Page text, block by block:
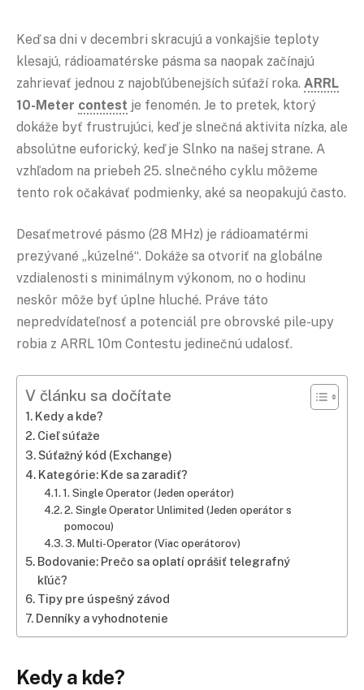
Keď sa dni v decembri skracujú a vonkajšie teploty
klesajú, rádioamatérske pásma sa naopak začínajú
zahrievať jednou z najobľúbenejších súťaží roka. ARRL
10-Meter contest je fenomén. Je to pretek, ktorý
dokáže byť frustrujúci, keď je slnečná aktivita nízka, ale
absolútne euforický, keď je Slnko na našej strane. A
vzhľadom na priebeh 25. slnečného cyklu môžeme
tento rok očakávať podmienky, aké sa neopakujú často.
Desaťmetrové pásmo (28 MHz) je rádioamatérmi
prezývané „kúzelné“. Dokáže sa otvoriť na globálne
vzdialenosti s minimálnym výkonom, no o hodinu
neskôr môže byť úplne hluché. Práve táto
nepredvídateľnosť a potenciál pre obrovské pile-upy
robia z ARRL 10m Contestu jedinečnú udalosť.
V článku sa dočítate
Kedy a kde?
Cieľ súťaže
Súťažný kód (Exchange)
Kategórie: Kde sa zaradiť?
1. Single Operator (Jedenoperátor)
2. Single Operator Unlimited (Jeden operátor s
pomocou)
3. Multi-Operator (Viac operátorov)
Bodovanie: Prečo sa oplatí oprášiť telegrafný
kľúč?
Tipy pre úspešný závod
Denníky a vyhodnotenie
Kedy a kde?